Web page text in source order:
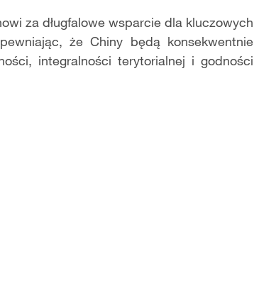
za długfalowe wsparcie dla kluczowych
że Chiny będą konsekwentnie
integralności terytorialnej i godności